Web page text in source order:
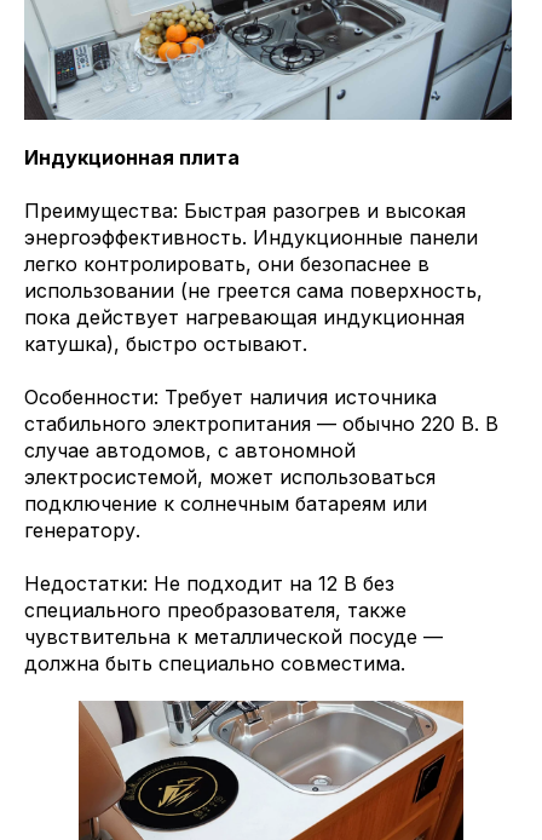
Индукционная плита
Преимущества: Быстрая разогрев и высокая
энергоэффективность. Индукционные панели
легко контролировать, они безопаснее в
использовании (не греется сама поверхность,
пока действует нагревающая индукционная
катушка), быстро остывают.
Особенности: Требует наличия источника
стабильного электропитания — обычно 220 В. В
случае автодомов, с автономной
электросистемой, может использоваться
подключение к солнечным батареям или
генератору.
Недостатки: Не подходит на 12 В без
специального преобразователя, также
чувствительна к металлической посуде —
должна быть специально совместима.